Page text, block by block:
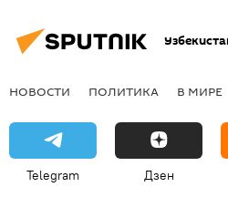
НОВОСТИ ПОЛИТИКА В МИРЕ
Telegram Дзен